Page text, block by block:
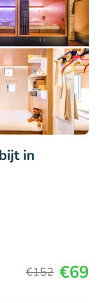
in
€152 €69